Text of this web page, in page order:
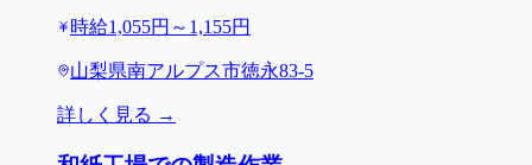
時給1,055円～1,155円
山梨県南アルプス市徳永83-5
詳しく見る →